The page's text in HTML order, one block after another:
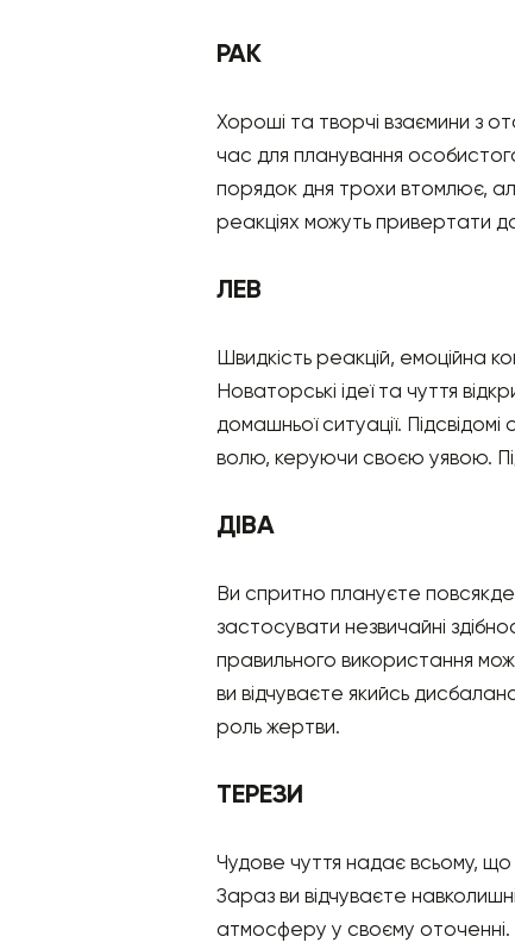
РАК
Хороші та творчі взаємини з
час для планування
порядок дня трохи втомлює,
реакціях можуть привертати
ЛЕВ
Швидкість реакцій, емоційна
Новаторські ідеї та чуття
домашньої ситуації.
волю, керуючи своєю уявою.
ДІВА
Ви спритно плануєте
застосувати незвичайні
правильного використання
ви відчуваєте якийсь
роль жертви.
ТЕРЕЗИ
Чудове чуття надає всьому,
Зараз ви відчуваєте
атмосферу у своєму оточенні.